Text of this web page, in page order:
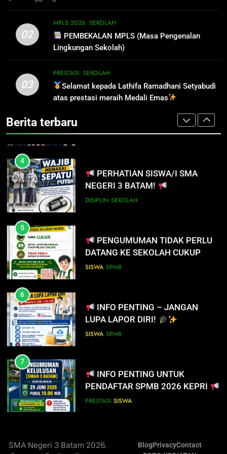
Selamat kepada Lathifa
Ramadhani Setyabudi atas
prestasi meraih Medali Emas
PRESTASI SEKOLAH
4
PERHATIAN SISWA/I SMA
NEGERI 3 BATAM!
MELALUI ONLINE
SISWA SPMB
6
SISWA SPMB
7
PRESTASI SISWA
8
KEPULAUAN RIAU 2026
PRESTASI SISWA
02
MPLS 2026 SEKOLAH
PEMBEKALAN MPLS (Masa Pengenalan
Lingkungan Sekolah)
03
PRESTASI SEKOLAH
Selamat kepada Lathifa Ramadhani Setyabudi
atas prestasi meraih Medali Emas
Berita terbaru
PEMBEKALAN MPLS (Masa
Pengenalan Lingkungan Sekolah)
MPLS 2026 SEKOLAH
3
Selamat kepada Lathifa
Ramadhani Setyabudi atas
prestasi meraih Medali Emas
4
NEGERI 3 BATAM!
5
DATANG KE SEKOLAH CUKUP
MELALUI ONLINE
6
LUPA LAPOR DIRI!
7
PENDAFTAR SPMB 2026 KEPRI
BARU SMA/SMK PROVINSI
SMA Negeri 3 Batam 2026.
BlogPrivacyContact